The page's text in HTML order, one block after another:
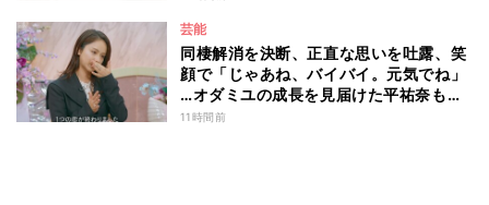
芸能
同棲解消を決断、正直な思いを吐露、笑
顔で「じゃあね、バイバイ。元気でね」
…オダミユの成長を見届けた平祐奈も思
わず涙 『ガールオアレディ3』
11時間前